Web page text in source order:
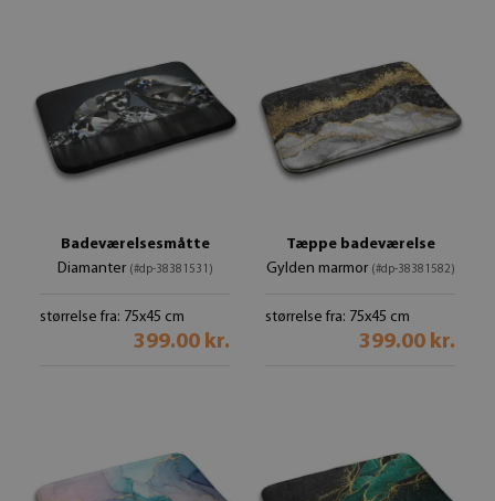
Badeværelsesmåtte
Diamanter (#dp-38381531)
størrelse fra: 75x45 cm
399.00 kr.
Tæppe badeværelse
Gylden marmor (#dp-38381582)
størrelse fra: 75x45 cm
399.00 kr.